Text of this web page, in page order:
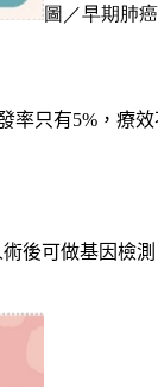
圖／早期肺
率只有5% ，療
後可做基因檢